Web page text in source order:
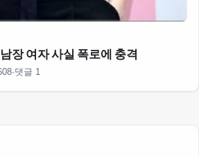
장 여자 사실 폭로에 충격
·댓글 1